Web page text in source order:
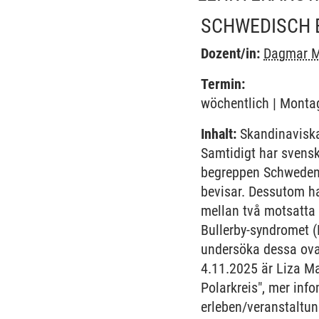
SCHWEDISCH
Dozent/in: Dagmar
Termin:
wöchentlich |
Inhalt:
Samtidigt har
begreppen
bevisar. Dessutom
mellan två
Bullerby-syndromet
undersöka dessa
4.11.2025 är Liza
Polarkreis", mer
erleben/